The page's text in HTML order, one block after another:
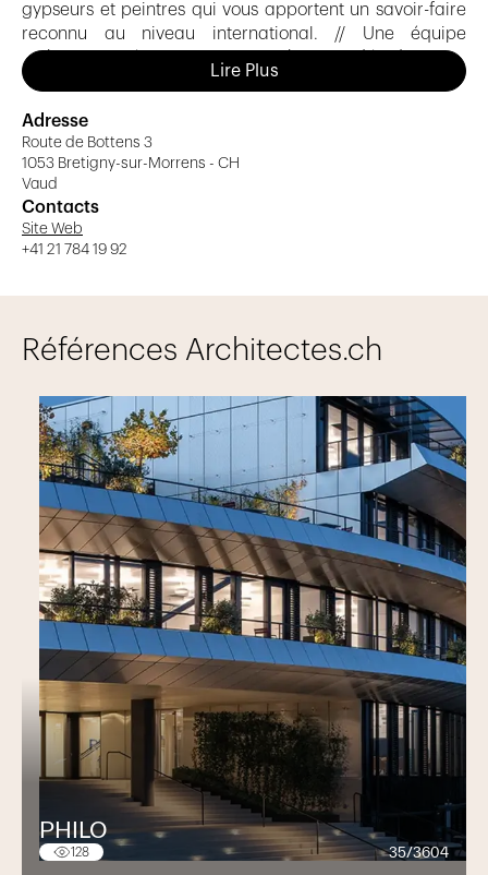
gypseurs et peintres qui vous apportent un savoir-faire
reconnu au niveau international. // Une équipe
technique opérationnelle et un bureau d’études pour
optimiser vos projets.
Nous sommes l’entreprise idéale pour vos réussites dans
tous les types de chantier: neufs ou rénovations.
Lire Plus
Adresse
Route de Bottens 3
1053 Bretigny-sur-Morrens - CH
Vaud
Contacts
Site Web
+41 21 784 19 92
Références Architectes.ch
PHILO
128 35/3604